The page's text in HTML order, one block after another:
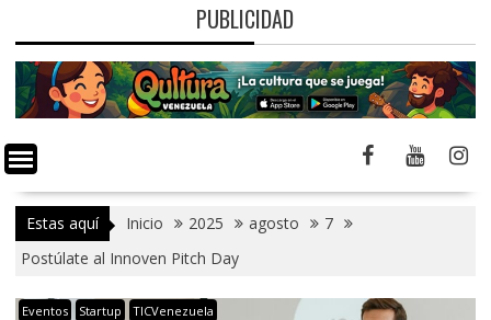
PUBLICIDAD
Estas aquí Inicio 2025 agosto
7
Postúlate al Innoven Pitch Day
Eventos Startup TICVenezuela